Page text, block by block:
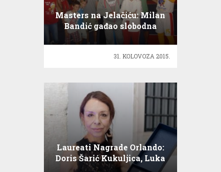
Masters na Jelačiću: Milan
Bandić gađao slobodna
bacanja!
31. KOLOVOZA 2015.
Laureati Nagrade Orlando:
Doris Šarić Kukuljica, Luka
Šulić i Aljoša Jurinić…